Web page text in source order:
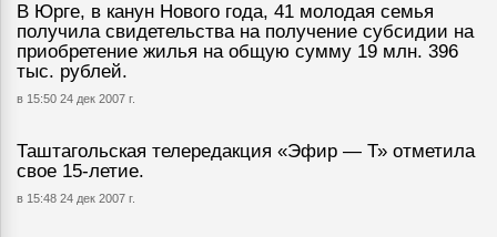
В Юрге, в канун Нового года, 41 молодая семья
получила свидетельства на получение субсидии на
приобретение жилья на общую сумму 19 млн. 396
тыс. рублей.
в 15:50 24 дек 2007 г.
Таштагольская телередакция «Эфир — Т» отметила
свое 15-летие.
в 15:48 24 дек 2007 г.